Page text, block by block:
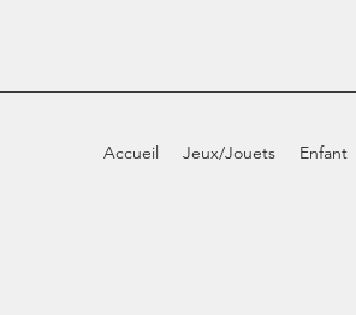
Accueil Jeux/Jouets Enfant